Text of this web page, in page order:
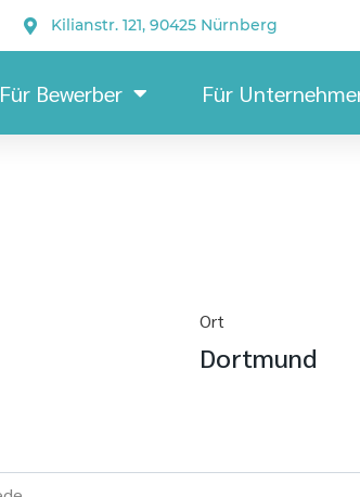
Kilianstr. 121, 90425 Nürnberg
Für Bewerber Für
Ort
Dortmund